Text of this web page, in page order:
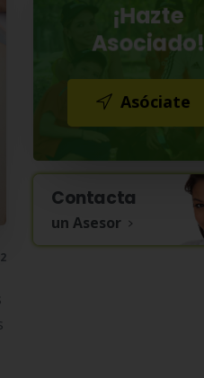
¡Hazte
Asociado!
Asóciate
Contacta
un Asesor